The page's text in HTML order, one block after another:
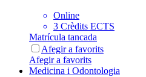
Online
3 Crèdits ECTS
Matrícula tancada
Afegir a favorits
Afegir a favorits
Medicina i Odontologia